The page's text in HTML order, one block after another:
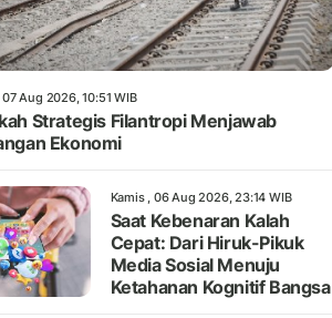
Aug 2026, 10:51 WIB
Strategis Filantropi Menjawab
Ekonomi
Kamis , 06 Aug 2026, 23:14 WIB
Saat Kebenaran Kalah
Cepat: Dari Hiruk-Pikuk
Media Sosial Menuju
Ketahanan Kognitif Bangsa